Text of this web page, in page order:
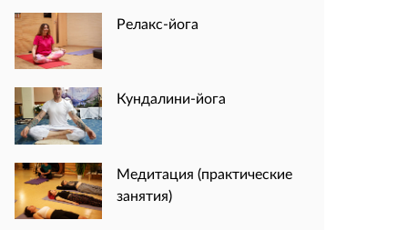
Релакс-йога
Кундалини-йога
Медитация (практические
занятия)